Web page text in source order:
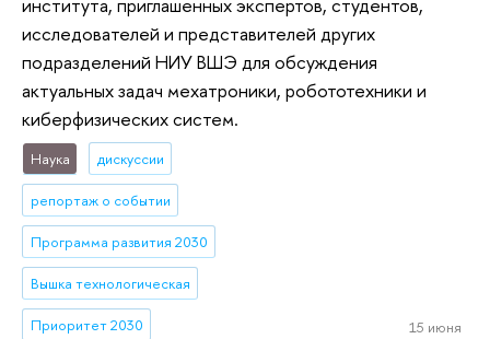
института, приглашенных экспертов, студентов,
исследователей и представителей других
подразделений НИУ ВШЭ для обсуждения
актуальных задач мехатроники, робототехники и
киберфизических систем.
Наука дискуссии
репортаж о событии
Программа развития 2030
Вышка технологическая
Приоритет 2030 15 июня